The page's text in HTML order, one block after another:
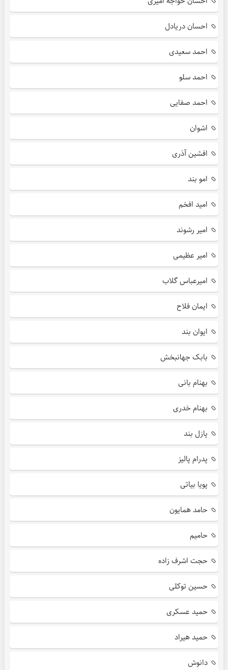
احسان دریادل
احمد سعیدی
احمد سلو
احمد صفایی
اشوان
افشین آذری
امو بند
امید افخم
امیر رشوند
امیر عظیمی
امیرعباس گلاب
ایمان فلاح
ایوان بند
بابک جهانبخش
بهنام بانی
بهنام خدری
پازل بند
پدرام پالیز
پویا بیاتی
حامد همایون
حامیم
حجت اشرف زاده
حسین توکلی
حمید عسکری
حمید هیراد
دانوش